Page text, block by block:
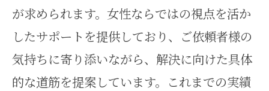
が求められます。女性ならではの視点を活か
したサポートを提供しており、ご依頼者様の
気持ちに寄り添いながら、解決に向けた具体
的な道筋を提案しています。これまでの実績